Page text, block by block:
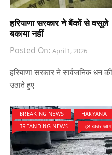
हरियाणा सरकार ने बैंकों से
बकाया नहीं
Posted On: April 1, 2026
हरियाणा सरकार ने सार्वजनिक धन
उठाते हुए
BREAKING NEWS HARYANA
TREANDING NEWS
हर खबर